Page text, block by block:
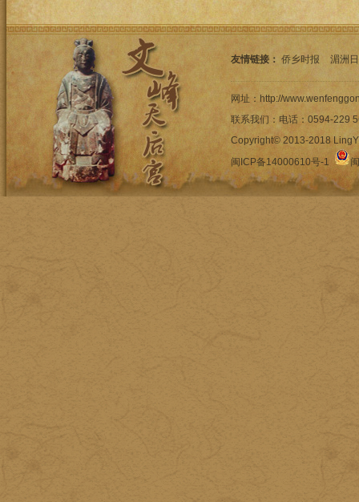
友情链接： 侨乡时报 湄洲
网址：http://
联系我们：电话：0594-
Copyright© 2013-2018
闽ICP备14000610号-1